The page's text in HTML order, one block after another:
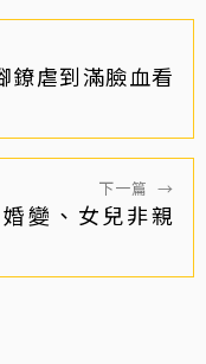
鐐虐到滿臉血看
下一篇 →
變、女兒非親